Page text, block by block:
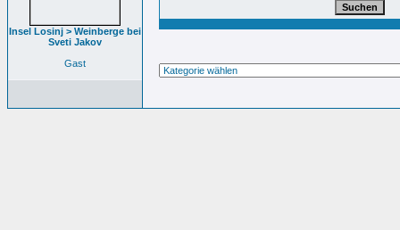
Insel Losinj > Weinberge bei
Sveti Jakov
Gast